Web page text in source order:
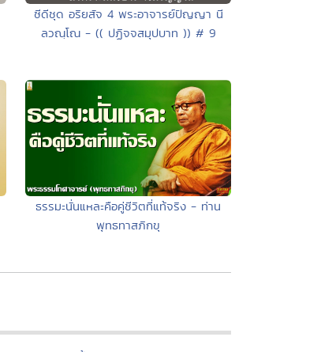
ซีดีชุด อริยสัจ 4 พระอาจารย์ปัญญา นี
ลวณฺโณ - (( ปฏิจจสมุปบาท )) # 9
ธรรมะนั่นแหละคือคู่ชีวิตที่แท้จริง - ท่าน
พุทธทาสภิกขุ